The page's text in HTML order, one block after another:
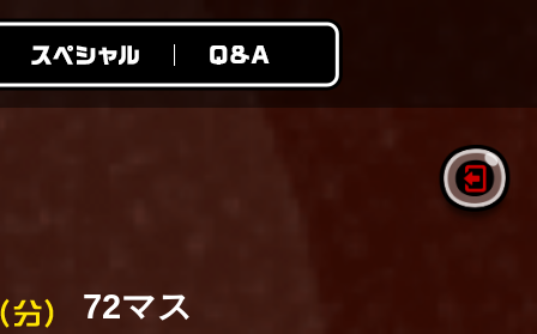
72マス